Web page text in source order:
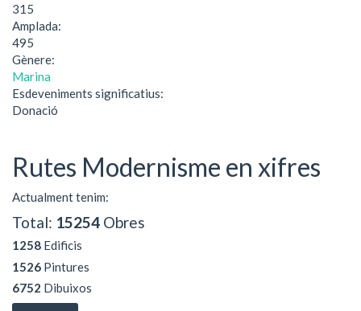
315
Amplada:
495
Gènere:
Marina
Esdeveniments significatius:
Donació
Rutes Modernisme en xifres
Actualment tenim:
Total: 15254 Obres
1258 Edificis
1526 Pintures
6752 Dibuixos